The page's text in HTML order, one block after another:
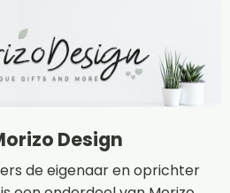
Design
de eigenaar en oprichter